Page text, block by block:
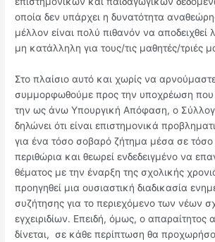
οποία δεν υπάρχει η δυνατότητα
μέλλον είναι πολύ πιθανόν να αποδειχθεί
μη κατάλληλη για τους/τις μαθητές/τριές
Στο πλαίσιο αυτό και χωρίς να
συμμορφωθούμε προς την υποχρέωση που
την ως άνω Υπουργική Απόφαση, ο
δηλώνει ότι είναι επιστημονικά
για ένα τόσο σοβαρό ζήτημα μέσα σε τόσο
περιθώρια και θεωρεί ενδεδειγμένο να
θέματος με την έναρξη της σχολικής
προηγηθεί μια ουσιαστική διαδικασία
συζήτησης για το περιεχόμενο των νέων
εγχειριδίων. Επειδή, όμως, ο απαραίτητος
δίνεται, σε κάθε περίπτωση θα